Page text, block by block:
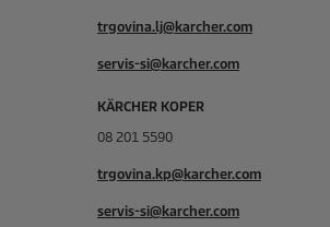
trgovina.lj@karcher.com
servis-si@karcher.com
KÄRCHER KOPER
08 201 5590
trgovina.kp@karcher.com
servis-si@karcher.com